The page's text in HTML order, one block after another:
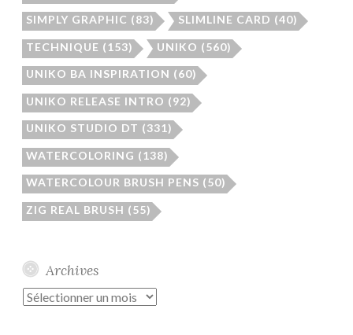
SIMPLY GRAPHIC (83) SLIMLINE CARD (40)
TECHNIQUE (153) UNIKO (560)
UNIKO BA INSPIRATION (60)
UNIKO RELEASE INTRO (92)
UNIKO STUDIO DT (331)
WATERCOLORING (138)
WATERCOLOUR BRUSH PENS (50)
ZIG REAL BRUSH (55)
Archives
Archives